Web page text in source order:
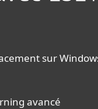
sur
avancé